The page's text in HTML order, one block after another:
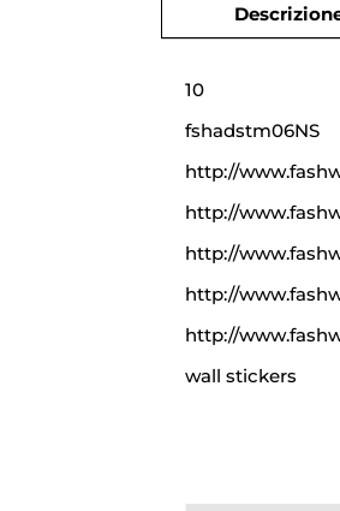
10
fshadstm06NS
http://
http://
http://
http://
http://
wall stickers